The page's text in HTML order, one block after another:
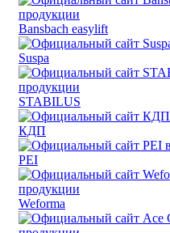
Bansbach easylift
Suspa
STABILUS
КДП
PEI
Weforma